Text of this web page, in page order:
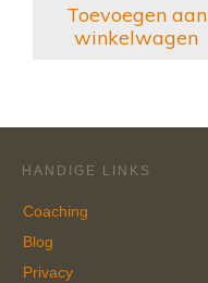
Toevoegen aan
winkelwagen
HANDIGE LINKS
Coaching
Blog
Privacy